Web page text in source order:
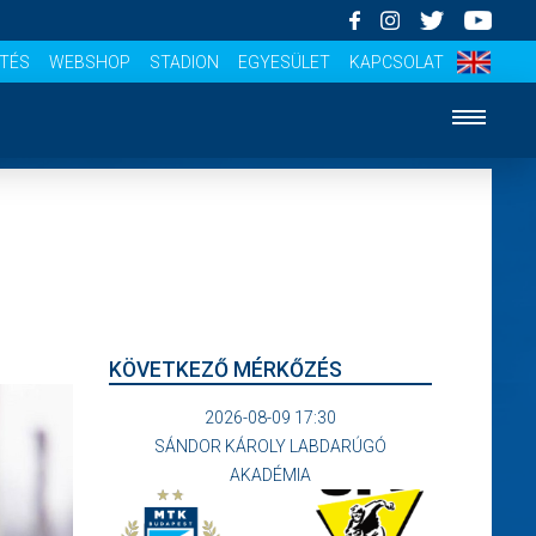
WEBSHOP STADION EGYESÜLET KAPCSOLAT
KÖVETKEZŐ MÉRKŐZÉS
2026-08-09 17:30
SÁNDOR KÁROLY LABDARÚGÓ
AKADÉMIA